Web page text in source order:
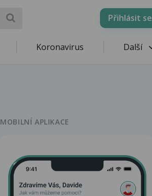
Přihlásit se
Koronavirus Další
MOBILNÍ APLIKACE